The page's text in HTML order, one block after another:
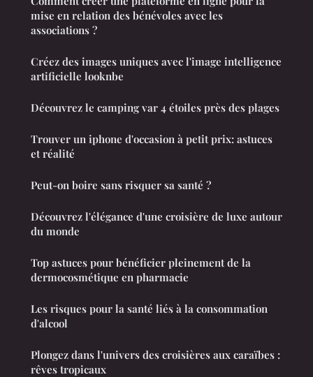
mise en relation des bénévoles avec les
associations ?
Créez des images uniques avec l'image intelligence
artificielle looknbe
Découvrez le camping var 4 étoiles près des plages
Trouver un iphone d'occasion à petit prix: astuces
et réalité
Peut-on boire sans risquer sa santé ?
Découvrez l'élégance d'une croisière de luxe autour
du monde
Top astuces pour bénéficier pleinement de la
dermocosmétique en pharmacie
Les risques pour la santé liés à la consommation
d'alcool
Plongez dans l'univers des croisières aux caraïbes :
rêves tropicaux